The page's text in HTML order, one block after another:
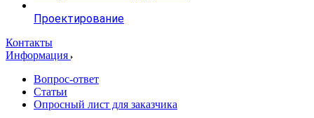
Проектирование
Контакты
Информация
Вопрос-ответ
Статьи
Опросный лист для заказчика